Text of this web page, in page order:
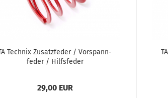
Tech­nix Zu­satz­fe­der / Vor­spann­
fe­der / Hilfs­fe­der
29,00 EUR